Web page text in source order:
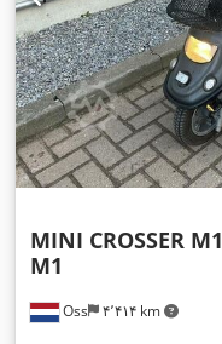
Oss ۴٬۴۱۴ km
MINI CROSSER M1
M1